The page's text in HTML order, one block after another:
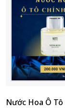
Nước Hoa Ô Tô